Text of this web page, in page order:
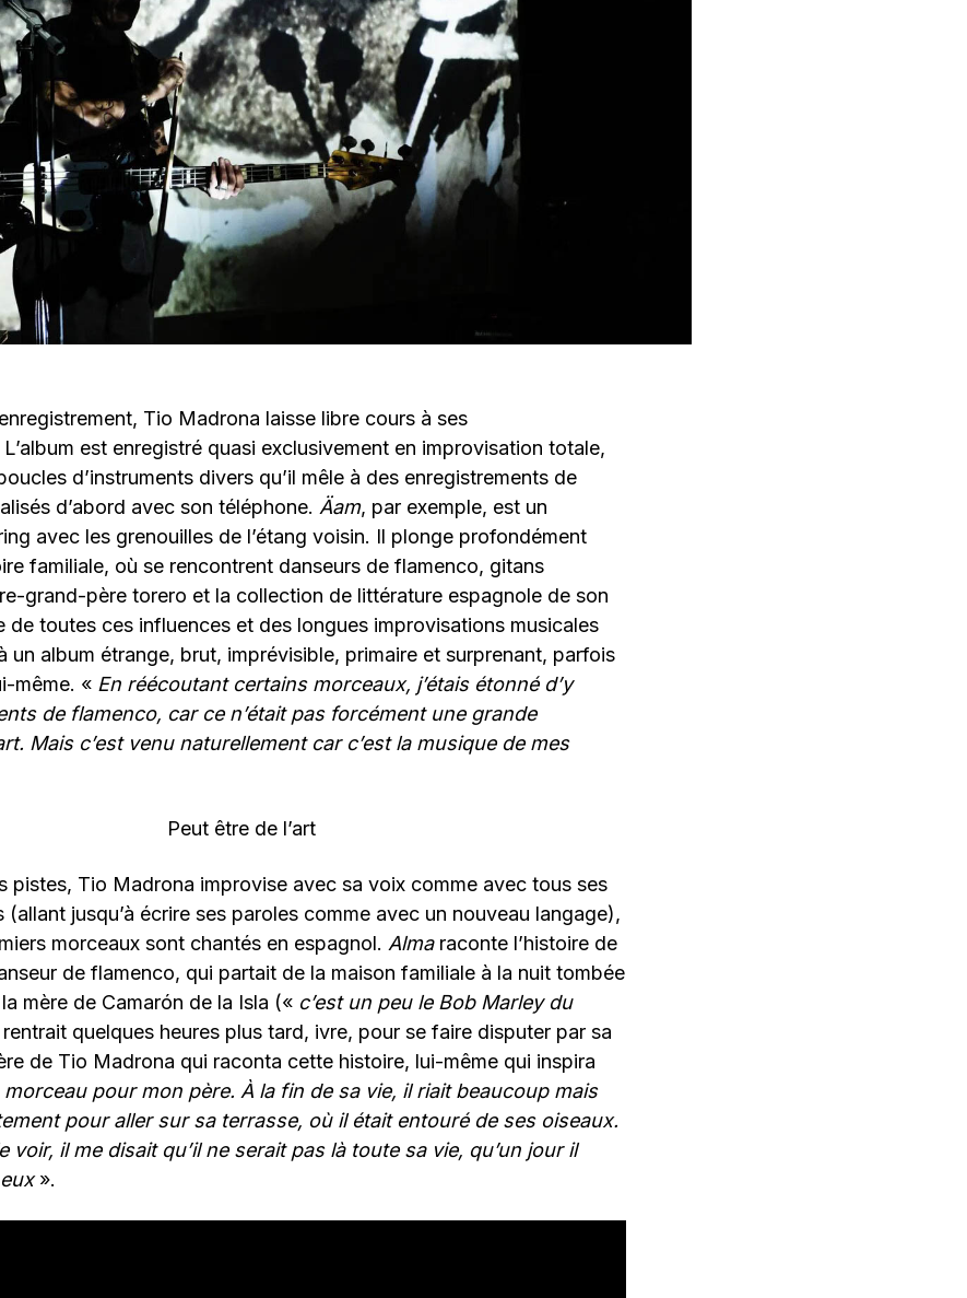
Tio Madrona laisse libre cours à ses
est enregistré quasi exclusivement en improvisation totale,
d’instruments divers qu’il mêle à des enregistrements de
d’abord avec son téléphone. Äam, par exemple, est un
avec les grenouilles de l’étang voisin. Il plonge profondément
familiale, où se rencontrent danseurs de flamenco, gitans
grand-père torero et la collection de littérature espagnole de son
de toutes ces influences et des longues improvisations musicales
un album étrange, brut, imprévisible, primaire et surprenant, parfois
même. « En réécoutant certains morceaux, j’étais étonné d’y
de flamenco, car ce n’était pas forcément une grande
Mais c’est venu naturellement car c’est la musique de mes
pistes, Tio Madrona improvise avec sa voix comme avec tous ses
(allant jusqu’à écrire ses paroles comme avec un nouveau langage),
morceaux sont chantés en espagnol. Almaraconte l’histoire de
de flamenco, qui partait de la maison familiale à la nuit tombée
mère de Camarón de la Isla (« c’est un peu le Bob Marley du
quelques heures plus tard, ivre, pour se faire disputer par sa
de Tio Madrona qui raconta cette histoire, lui-même qui inspira
morceau pour mon père. À la fin de sa vie, il riait beaucoup mais
pour aller sur sa terrasse, où il était entouré de ses oiseaux.
voir, il me disait qu’il ne serait pas là toute sa vie, qu’un jour il
».